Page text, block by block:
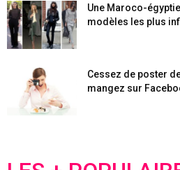
Une Maroco-
modèles les plus
Cessez de poster
mangez sur